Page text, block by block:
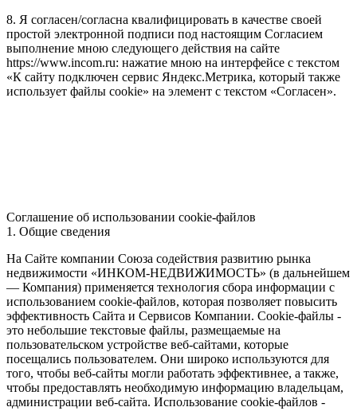
8. Я согласен/согласна квалифицировать в качестве своей
простой электронной подписи под настоящим Согласием
выполнение мною следующего действия на сайте
https://www.incom.ru: нажатие мною на интерфейсе с текстом
«К сайту подключен сервис Яндекс.Метрика, который также
использует файлы cookie» на элемент с текстом «Согласен».
Соглашение об использовании cookie-файлов
1. Общие сведения
На Сайте компании Союза содействия развитию рынка
недвижимости «ИНКОМ-НЕДВИЖИМОСТЬ» (в дальнейшем
— Компания) применяется технология сбора информации с
использованием cookie-файлов, которая позволяет повысить
эффективность Сайта и Сервисов Компании. Сookie-файлы -
это небольшие текстовые файлы, размещаемые на
пользовательском устройстве веб-сайтами, которые
посещались пользователем. Они широко используются для
того, чтобы веб-сайты могли работать эффективнее, а также,
чтобы предоставлять необходимую информацию владельцам,
администрации веб-сайта. Использование cookie-файлов -